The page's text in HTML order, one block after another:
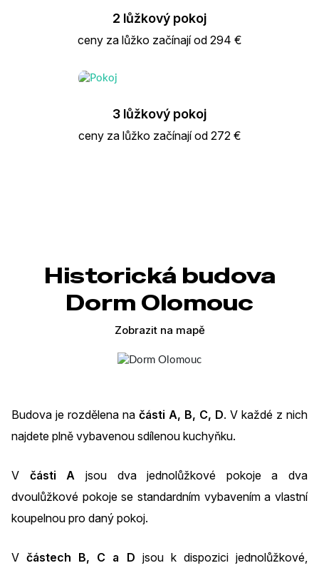
2 lůžkový pokoj
ceny za lůžko začínají od 294 €
3 lůžkový pokoj
ceny za lůžko začínají od 272 €
Historická budova
Dorm Olomouc
Zobrazit na mapě
Budova je rozdělena na části A, B, C, D. V každé z nich
najdete plně vybavenou sdílenou kuchyňku.
V části A jsou dva jednolůžkové pokoje a dva
dvoulůžkové pokoje se standardním vybavením a vlastní
koupelnou pro daný pokoj.
Včástech B, C a D jsou k dispozici jednolůžkové,